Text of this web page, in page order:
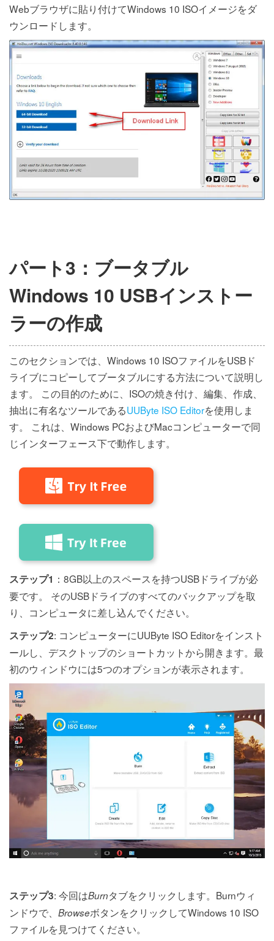
Webブラウザに貼り付けてWindows 10 ISOイメージをダ
ウンロードします。
パート3：ブータブル
Windows 10 USBインストー
ラーの作成
このセクションでは、Windows 10 ISOファイルをUSBド
ライブにコピーしてブータブルにする方法について説明し
ます。 この目的のために、ISOの焼き付け、編集、作成、
抽出に有名なツールであるUUByte ISO Editorを使用しま
す。 これは、Windows PCおよびMacコンピューターで同
じインターフェース下で動作します。
ステップ1 ：8GB以上のスペースを持つUSBドライブが必
要です。 そのUSBドライブのすべてのバックアップを取
り、コンピュータに差し込んでください。
ステップ2: コンピューターにUUByte ISO Editorをインスト
ールし、デスクトップのショートカットから開きます。最
初のウィンドウには5つのオプションが表示されます。
ステップ3: 今回はBurnタブをクリックします。Burnウィ
ンドウで、 BrowseボタンをクリックしてWindows 10 ISO
ファイルを見つけてください。